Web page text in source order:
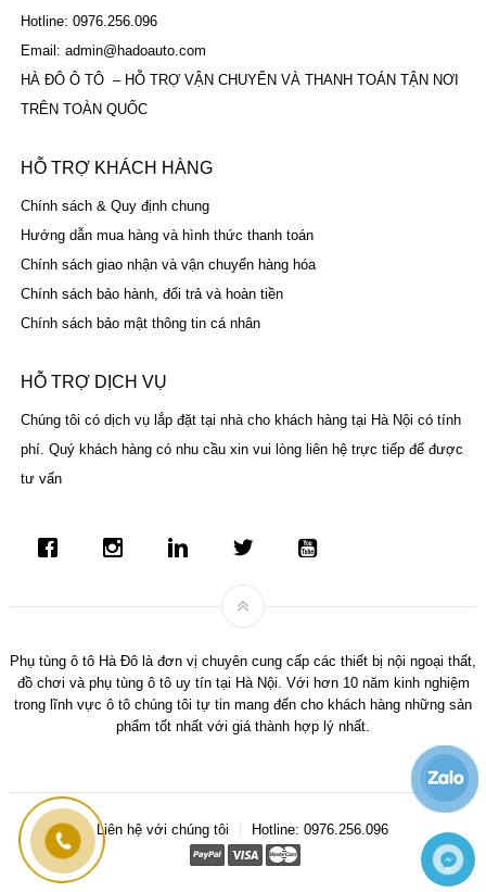
Hotline: 0976.256.096
Email: admin@hadoauto.com
HÀ ĐÔ Ô TÔ – HỖ TRỢ VẬN CHUYỂN VÀ THANH TOÁN TẬN NƠI
TRÊN TOÀN QUỐC
HỖ TRỢ KHÁCH HÀNG
Chính sách & Quy định chung
Hướng dẫn mua hàng và hình thức thanh toán
Chính sách giao nhận và vận chuyển hàng hóa
Chính sách bảo hành, đổi trả và hoàn tiền
Chính sách bảo mật thông tin cá nhân
HỖ TRỢ DỊCH VỤ
Chúng tôi có dịch vụ lắp đặt tại nhà cho khách hàng tại Hà Nội có tính
phí. Quý khách hàng có nhu cầu xin vui lòng liên hệ trực tiếp để được
tư vấn
Phụ tùng ô tô Hà Đô là đơn vị chuyên cung cấp các thiết bị nội ngoại thất,
đồ chơi và phụ tùng ô tô uy tín tại Hà Nội. Với hơn 10 năm kinh nghiệm
trong lĩnh vực ô tô chúng tôi tự tin mang đến cho khách hàng những sản
phẩm tốt nhất với giá thành hợp lý nhất.
Liên hệ với chúng tôi Hotline: 0976.256.096